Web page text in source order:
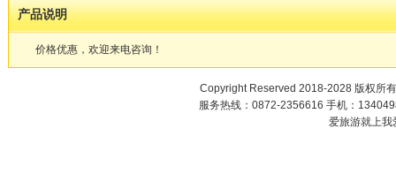
产品说明
价格优惠，欢迎来电咨询！
Copyright Reserved 2018-2028 版权所
服务热线：0872-2356616 手机：
爱旅游就上我